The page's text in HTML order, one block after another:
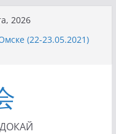
2026
(22-23.05.2021)
(2-5.09.2021)
в России по Кюдо,
области по Кюдо /